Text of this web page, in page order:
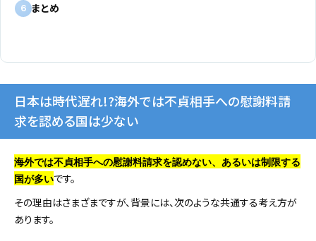
6 まとめ
日本は時代遅れ!?海外では不貞相手への慰謝料請
求を認める国は少ない
海外では不貞相手への慰謝料請求を認めない、あるいは制限する
国が多いです。
その理由はさまざまですが、背景には、次のような共通する考え方が
あります。